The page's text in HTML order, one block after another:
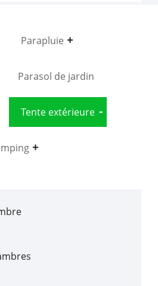
Parapluie
Parasol de jardin
Tente extérieure